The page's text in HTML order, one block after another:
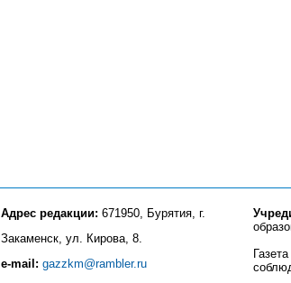
Адрес редакции: 671950, Бурятия, г.
Закаменск, ул. Кирова, 8.
e-mail: gazzkm@rambler.ru